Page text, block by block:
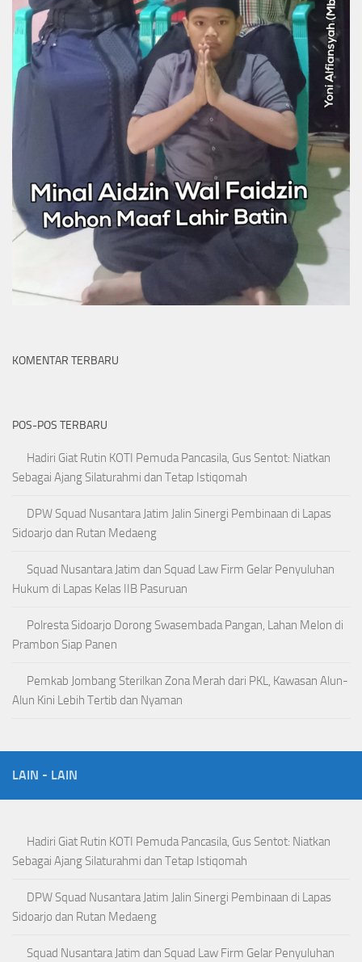
KOMENTAR TERBARU
POS-POS TERBARU
Hadiri Giat Rutin KOTI Pemuda Pancasila, Gus Sentot: Niatkan
Sebagai Ajang Silaturahmi dan Tetap Istiqomah
DPW Squad Nusantara Jatim Jalin Sinergi Pembinaan di Lapas
Sidoarjo dan Rutan Medaeng
Squad Nusantara Jatim dan Squad Law Firm Gelar Penyuluhan
Hukum di Lapas Kelas IIB Pasuruan
Polresta Sidoarjo Dorong Swasembada Pangan, Lahan Melon di
Prambon Siap Panen
Pemkab Jombang Sterilkan Zona Merah dari PKL, Kawasan Alun-
Alun Kini Lebih Tertib dan Nyaman
LAIN - LAIN
Hadiri Giat Rutin KOTI Pemuda Pancasila, Gus Sentot: Niatkan
Sebagai Ajang Silaturahmi dan Tetap Istiqomah
DPW Squad Nusantara Jatim Jalin Sinergi Pembinaan di Lapas
Sidoarjo dan Rutan Medaeng
Squad Nusantara Jatim dan Squad Law Firm Gelar Penyuluhan